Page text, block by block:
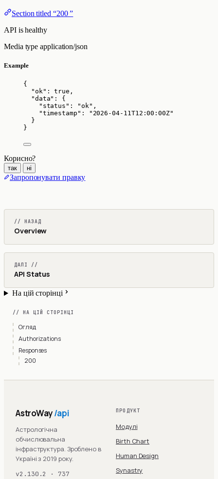
Section titled “200 ”
API is healthy
Media type application/json
Example
{
"ok" : true ,
"data" : {
"status" : "ok" ,
"timestamp" : " 2026-04-11T12:00:00Z"
}
}
Корисно?
так ні
Запропонувати правку
// НАЗАД
Overview
ДАЛІ //
API Status
На цій сторінці
// НА ЦІЙ СТОРІНЦІ
Огляд
Authorizations
Responses
200
AstroWay/api
Астрологічна
обчислювальна
інфраструктура. Зроблено в
Україні з 2019 року.
v2.130.2 · 737
ПРОДУКТ
Модулі
Birth Chart
Human Design
Synastry